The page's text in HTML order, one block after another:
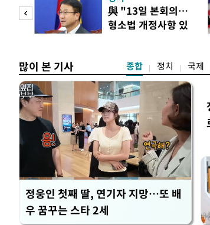
했다
대비
스피
與 "13일 본회의…
형소법 개정사항 있
많이 본 기사 종합 정치 국제
정웅인 첫째 딸, 연기자 지망…또 배
우 꿈꾸는 스타 2세